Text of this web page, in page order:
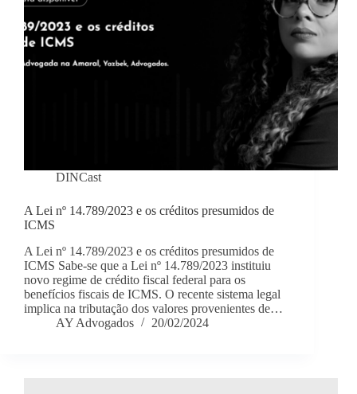
DINCast
A Lei nº 14.789/2023 e os créditos presumidos de
ICMS
A Lei nº 14.789/2023 e os créditos presumidos de
ICMS Sabe-se que a Lei nº 14.789/2023 instituiu
novo regime de crédito fiscal federal para os
benefícios fiscais de ICMS. O recente sistema legal
implica na tributação dos valores provenientes de…
AY Advogados
20/02/2024